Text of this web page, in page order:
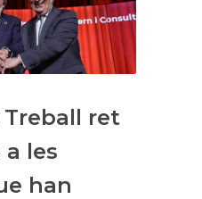
ret
les
han